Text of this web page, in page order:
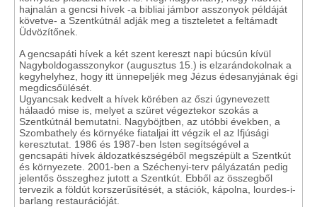
hajnalán a gencsi hívek -a bibliai jámbor asszonyok példáját
követve- a Szentkútnál adják meg a tiszteletet a feltámadt
Üdvözítőnek.
A gencsapáti hívek a két szent kereszt napi búcsún kívül
Nagyboldogasszonykor (augusztus 15.) is elzarándokolnak a
kegyhelyhez, hogy itt ünnepeljék meg Jézus édesanyjának égi
megdicsőülését.
Ugyancsak kedvelt a hívek körében az őszi úgynevezett
hálaadó mise is, melyet a szüret végeztekor szokás a
Szentkútnál bemutatni. Nagyböjtben, az utóbbi években, a
Szombathely és környéke fiataljai itt végzik el az Ifjúsági
keresztutat. 1986 és 1987-ben Isten segítségével a
gencsapáti hívek áldozatkészségéből megszépült a Szentkút
és környezete. 2001-ben a Széchenyi-terv pályázatán pedig
jelentős összeghez jutott a Szentkút. Ebből az összegből
tervezik a földút korszerűsítését, a stációk, kápolna, lourdes-i-
barlang restaurációját.